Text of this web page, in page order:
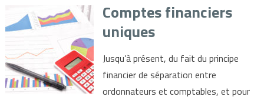
Comptes financiers
uniques
Jusqu’à présent, du fait du principe
financier de séparation entre
ordonnateurs et comptables, et pour